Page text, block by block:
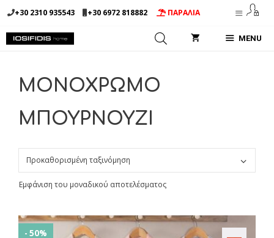
Μετάβαση
σε
περιεχόμενο
+30 2310 935543 +30 6972 818882 ΠΑΡΑΛΙΑ
MENU
ΜΟΝΟΧΡΩΜΟ
ΜΠΟΥΡΝΟΥΖΙ
Εμφάνιση του μοναδικού αποτελέσματος
- 50%